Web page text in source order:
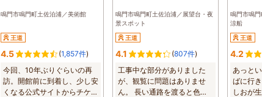
鳴門市鳴門町土佐泊浦／美術館
王道
4.5 (1,857件)
今回、10年ぶりぐらいの再
訪。開館前に到着し、少し安
くなる公式サイトからチケッ
鳴門市鳴門町土佐泊浦／展望台・夜
景スポット
王道
4.1 (807件)
工事中な部分がありました
が、観覧に問題はありませ
ん。 長い通路を渡ると色々
鳴門市鳴
涼船
王道
4.2
あっと
ばに行
しおが